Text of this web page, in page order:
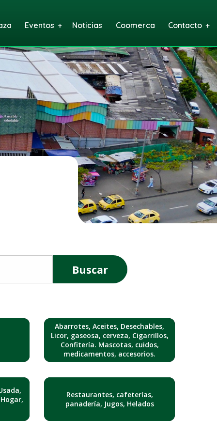
Eventos Noticias Coomerca Contacto
Buscar
Abarrotes, Aceites, Desechables,
Licor, gaseosa, cerveza, Cigarrillos,
Confitería. Mascotas, cuidos,
medicamentos, accesorios.
Restaurantes, cafeterías,
panadería, Jugos, Helados